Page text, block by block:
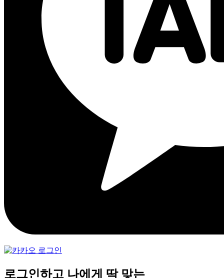
로그인하고 나에게 딱 맞는